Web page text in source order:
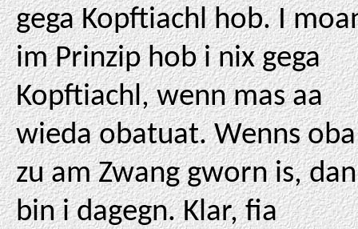
gega Kopftiachl hob. I
im Prinzip hob i nix gega
Kopftiachl, wenn mas aa
wieda obatuat. Wenns oba
zu am Zwang gworn is,
bin i dagegn. Klar, fia